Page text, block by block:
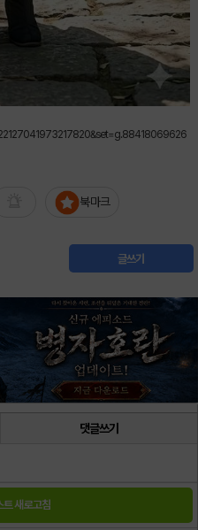
북마크
글쓰기
댓글쓰기
트 새로고침